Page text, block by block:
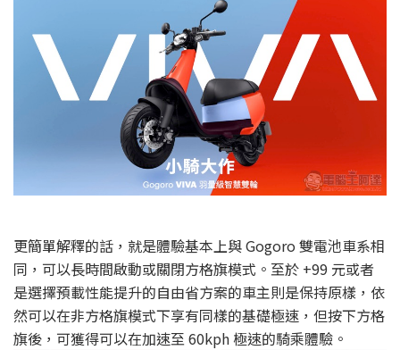
更簡單解釋的話，就是體驗基本上與 Gogoro 雙電池車系相
同，可以長時間啟動或關閉方格旗模式。至於 +99 元或者
是選擇預載性能提升的自由省方案的車主則是保持原樣，依
然可以在非方格旗模式下享有同樣的基礎極速，但按下方格
旗後，可獲得可以在加速至 60kph 極速的騎乘體驗。